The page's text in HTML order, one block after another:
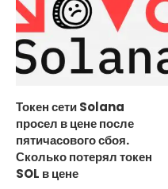
Токен сети Solana
просел в цене после
пятичасового сбоя.
Сколько потерял токен
SOL в цене